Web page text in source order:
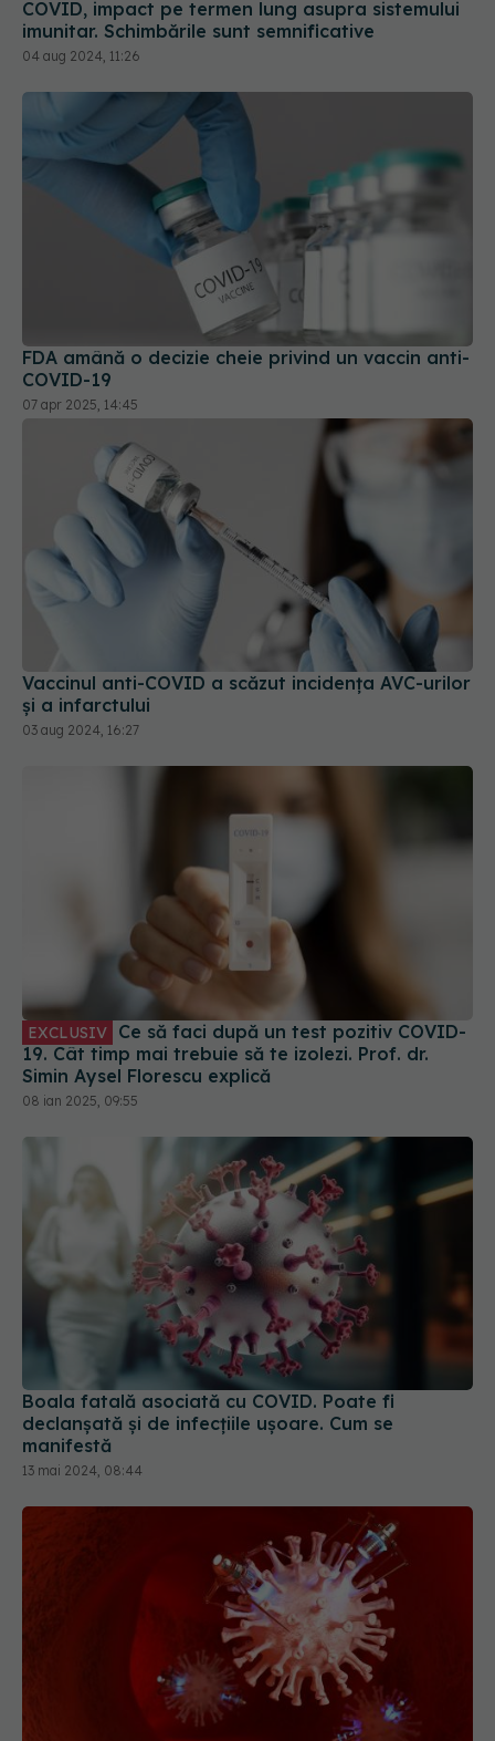
04 aug 2024, 11:26
FDA amână o decizie cheie privind un vaccin anti-
07 apr 2025, 14:45
Vaccinul anti-COVID a scăzut incidența AVC-urilor
03 aug 2024, 16:27
19. Cât timp mai trebuie să te izolezi. Prof. dr.
Simin Aysel Florescu explică
08 ian 2025, 09:55
Boala fatală asociată cu COVID. Poate fi
declanșată și de infecțiile ușoare. Cum se
manifestă
13 mai 2024, 08:44
Celule zombie în vasele de sânge. Uite ce s-a